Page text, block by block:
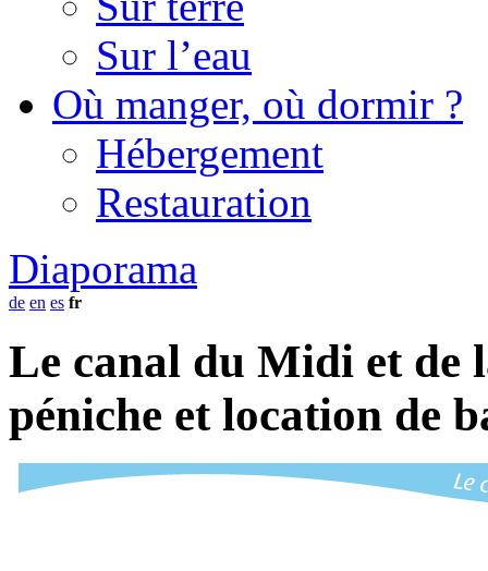
Sur l’eau
Où manger, où dormir ?
Hébergement
Restauration
Diaporama
de en es fr
Le canal du Midi et de
péniche et location de